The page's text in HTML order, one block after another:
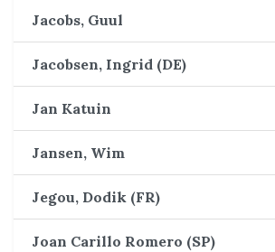
Jacobs, Guul
Jacobsen, Ingrid (DE)
Jan Katuin
Jansen, Wim
Jegou, Dodik (FR)
Joan Carillo Romero (SP)